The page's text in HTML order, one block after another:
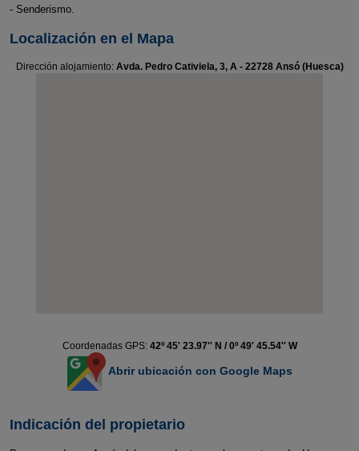
- Senderismo.
Localización en el Mapa
Dirección alojamiento: Avda. Pedro Cativiela, 3, A - 22728 Ansó (Huesca)
Coordenadas GPS: 42º 45' 23.97'' N / 0º 49' 45.54'' W
Abrir ubicación con Google Maps
Indicación del propietario